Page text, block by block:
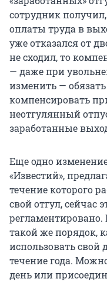
сотрудник
оплаты труда в
уже отказался от
не сходил, то
— даже при
изменить — обязать
компенсировать
неотгулянный
заработанные
Еще одно
«Известий»,
течение которого
свой отгул, сейчас
регламентировано.
такой же порядок,
использовать
течение года.
день или